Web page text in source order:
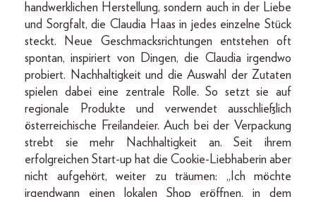
handwerklichen Herstellung, sondern auch in der Liebe
und Sorgfalt, die Claudia Haas in jedes einzelne Stück
steckt. Neue Geschmacksrichtungen entstehen oft
spontan, inspiriert von Dingen, die Claudia irgendwo
probiert. Nachhaltigkeit und die Auswahl der Zutaten
spielen dabei eine zentrale Rolle. So setzt sie auf
regionale Produkte und verwendet ausschließlich
österreichische Freilandeier. Auch bei der Verpackung
strebt sie mehr Nachhaltigkeit an. Seit ihrem
erfolgreichen Start-up hat die Cookie-Liebhaberin aber
nicht aufgehört, weiter zu träumen: „Ich möchte
irgendwann einen lokalen Shop eröffnen, in dem